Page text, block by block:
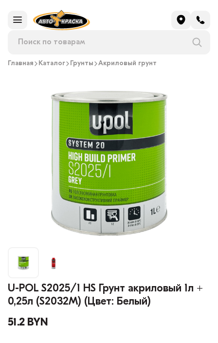
Главная Каталог Грунты Акриловый грунт
U-POL S2025/1 HS Грунт акриловый 1л +
0,25л (S2032M) (Цвет: Белый)
51.2 BYN